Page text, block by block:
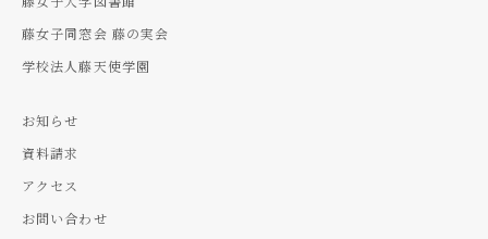
藤女子同窓会 藤の実会
学校法人藤天使学園
お知らせ
資料請求
アクセス
お問い合わせ